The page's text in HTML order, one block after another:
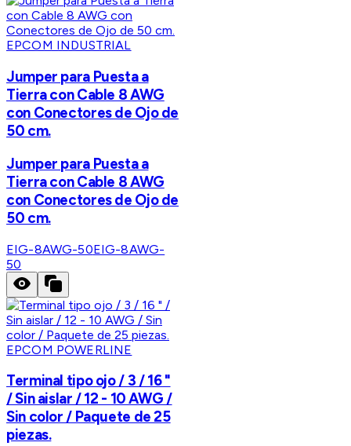
EPCOM INDUSTRIAL
Jumper para Puesta a
Tierra con Cable 8 AWG
con Conectores de Ojo de
50 cm.
Jumper para Puesta a
Tierra con Cable 8 AWG
con Conectores de Ojo de
50 cm.
EIG-8AWG-50EIG-8AWG-
50
EPCOM POWERLINE
Terminal tipo ojo / 3 / 16 "
/ Sin aislar / 12 - 10 AWG /
Sin color / Paquete de 25
piezas.